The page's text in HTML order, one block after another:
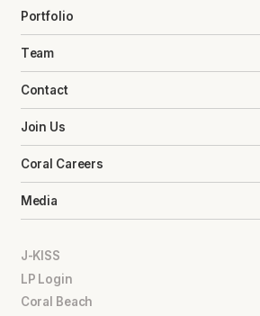
Portfolio
Team
Contact
Join Us
Coral Careers
Media
J-KISS
LP Login
Coral Beach